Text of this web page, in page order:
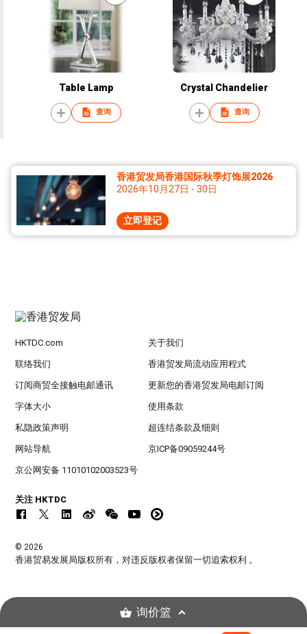
Table Lamp
查询
Crystal Chandelier
查询
香港贸发局香港国际秋季灯饰展2026
2026年10月27日 - 30日
立即登记
HKTDC.com 关于我们
联络我们 香港贸发局流动应用程式
订阅商贸全接触电邮通讯 更新您的香港贸发局电邮订阅
字体大小 使用条款
私隐政策声明 超连结条款及细则
网站导航 京ICP备09059244号
京公网安备 11010102003523号
关注 HKTDC
© 2026
香港贸易发展局版权所有，对违反版权者保留一切追索权利 。
询价篮